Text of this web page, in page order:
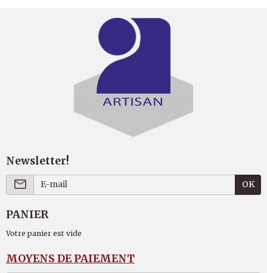
Newsletter!
OK
PANIER
Votre panier est vide
MOYENS DE PAIEMENT